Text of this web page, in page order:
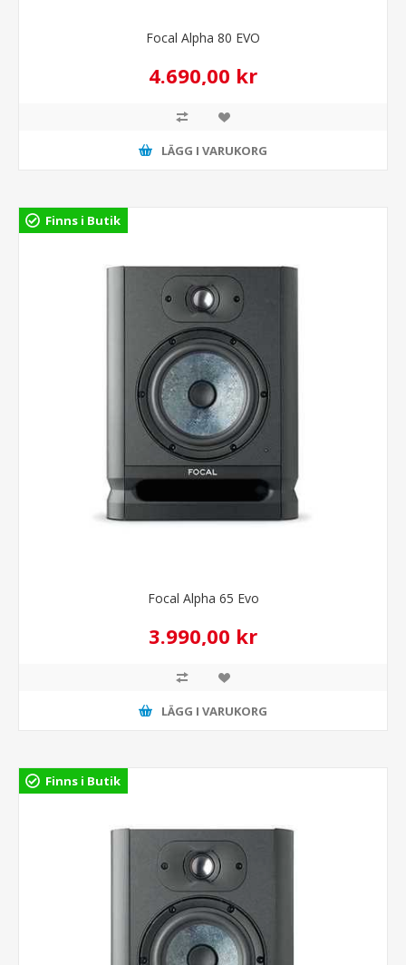
Focal Alpha 80 EVO
4.690,00 kr
LÄGG I VARUKORG
Finns i Butik
Focal Alpha 65 Evo
3.990,00 kr
LÄGG I VARUKORG
Finns i Butik